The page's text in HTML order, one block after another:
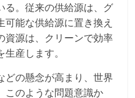
る。従来の供給源は、グ
能な供給源に置き換え
資源は、クリーンで効率
産します。
どの懸念が高まり、世界
このような問題意識か